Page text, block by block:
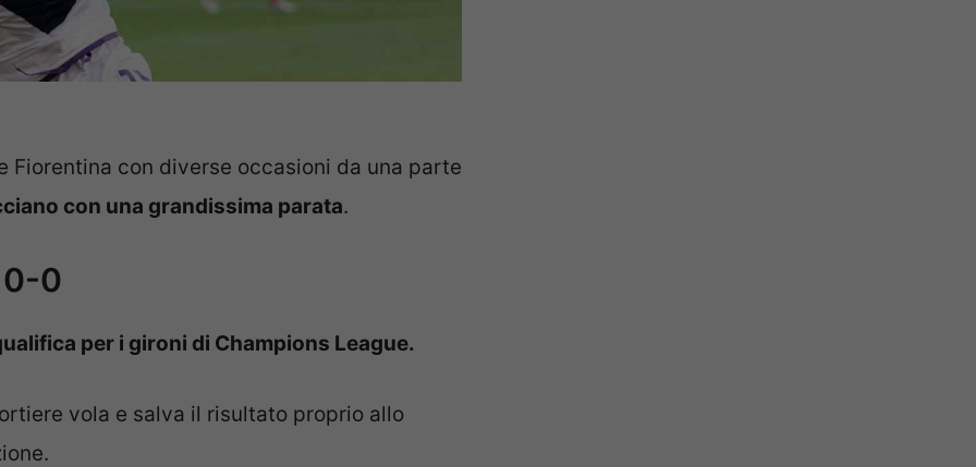
con diverse occasioni da una parte
con una grandissima parata.
0-0
per i gironi di Champions League.
vola e salva il risultato proprio allo